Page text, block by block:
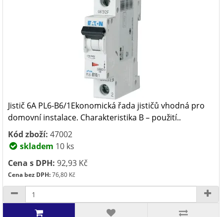
Jistič 6A PL6-B6/1Ekonomická řada jističů vhodná pro
domovní instalace. Charakteristika B – použití..
Kód zboží: 47002
skladem 10 ks
Cena s DPH: 92,93 Kč
Cena bez DPH:76,80 Kč